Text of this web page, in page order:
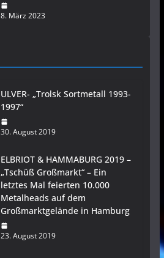
8. März 2023
ULVER- „Trolsk Sortmetall 1993-
1997“
30. August 2019
ELBRIOT & HAMMABURG 2019 –
„Tschüß Großmarkt“ – Ein
letztes Mal feierten 10.000
Metalheads auf dem
Großmarktgelände in Hamburg
23. August 2019